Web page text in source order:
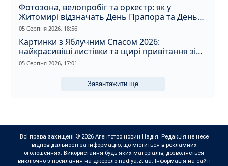
Фотозона, велопробіг та оркестр: як у
Житомирі відзначать День Прапора та День
Незалежності
05 Серпня 2026, 18:56
Картинки з Яблучним Спасом 2026:
найкрасивіші листівки та щирі привітання зі
святом
05 Серпня 2026, 17:01
Завантажити ще
Всі права захищені © 2026 Агентство новин Надія. Редакція не несе
відповідальності за інформацію, що міститься в рекламних
оголошеннях. Використання будь-яких матеріалів, дозволяється
виключно з посилання на джерело nadiya.zt.ua. Інформація на сайті